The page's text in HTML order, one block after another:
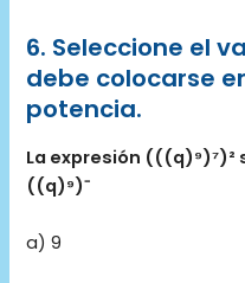
6. Seleccione el
debe colocarse
potencia.
La expresión (((q)⁹)⁷)²
((q)⁹)⁻
a) 9